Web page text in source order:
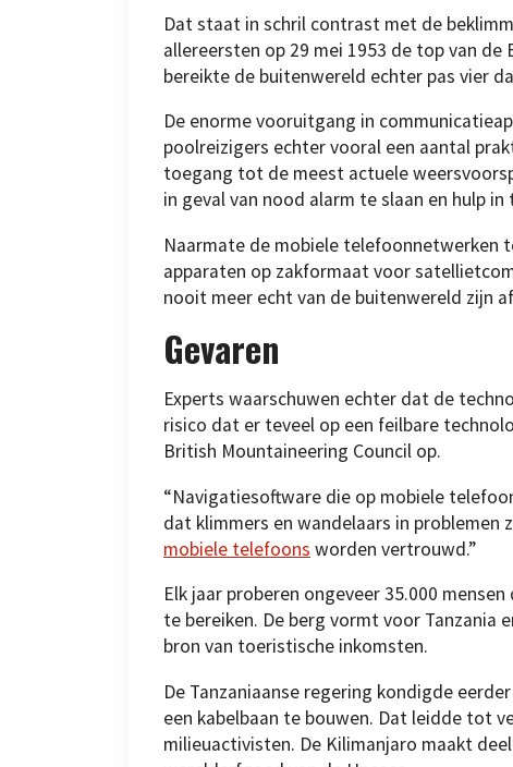
Dat staat in schril contrast met de
allereersten op 29 mei 1953 de top van
bereikte de buitenwereld echter pas vier
De enorme vooruitgang in
poolreizigers echter vooral een aantal
toegang tot de meest actuele
in geval van nood alarm te slaan en hulp in
Naarmate de mobiele telefoonnetwerken
apparaten op zakformaat voor
nooit meer echt van de buitenwereld zijn
Gevaren
Experts waarschuwen echter dat de
risico dat er teveel op een feilbare
British Mountaineering Council op.
“Navigatiesoftware die op mobiele
dat klimmers en wandelaars in
mobiele telefoons worden vertrouwd.”
Elk jaar proberen ongeveer 35.000
te bereiken. De berg vormt voor Tanzania
bron van toeristische inkomsten.
De Tanzaniaanse regering kondigde
een kabelbaan te bouwen. Dat leidde tot
milieuactivisten. De Kilimanjaro maakt